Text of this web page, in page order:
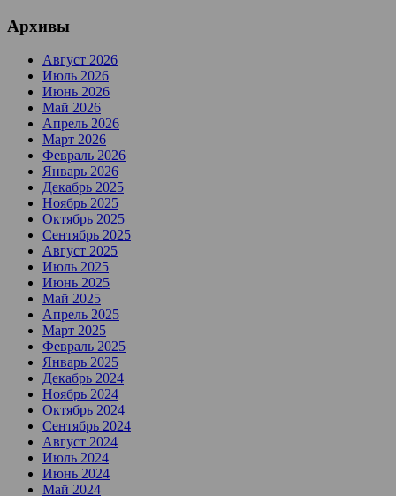
Архивы
Август 2026
Июль 2026
Июнь 2026
Май 2026
Апрель 2026
Март 2026
Февраль 2026
Январь 2026
Декабрь 2025
Ноябрь 2025
Октябрь 2025
Сентябрь 2025
Август 2025
Июль 2025
Июнь 2025
Май 2025
Апрель 2025
Март 2025
Февраль 2025
Январь 2025
Декабрь 2024
Ноябрь 2024
Октябрь 2024
Сентябрь 2024
Август 2024
Июль 2024
Июнь 2024
Май 2024